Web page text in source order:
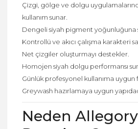
Çizgi, gölge ve dolgu
kullanım sunar.
Dengeli siyah pigment yoğunluğuna
Kontrollü ve akıcı çalışma karakteri
Net çizgiler oluşturmayı destekler.
Homojen siyah dolgu performansı
Günlük profesyonel kullanıma uygun
Greywash hazırlamaya uygun
Neden